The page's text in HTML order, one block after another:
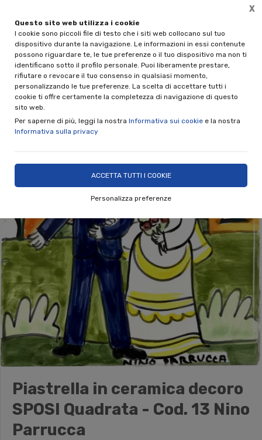
Questo sito web utilizza i cookie
I cookie sono piccoli file di testo che i siti web collocano sul tuo
dispositivo durante la navigazione. Le informazioni in essi contenute
possono riguardare te, le tue preferenze o il tuo dispositivo ma non ti
identificano sotto il profilo personale. Puoi liberamente prestare,
rifiutare o revocare il tuo consenso in qualsiasi momento,
personalizzando le tue preferenze. La scelta di accettare tutti i
cookie ti offre certamente la completezza di navigazione di questo
sito web.
Per saperne di più, leggi la nostra Informativa sui cookie e la nostra
Informativa sulla privacy
ACCETTA TUTTI I COOKIE
Personalizza preferenze
X
Spedizione gratuita per acquisti superiori a € 89,00 IVA incl.
(solo per spedizioni in Italia)
Piastrella in ceramica decoro
SPOSI Quadrata - Cod. 13 Nino
Parrucca